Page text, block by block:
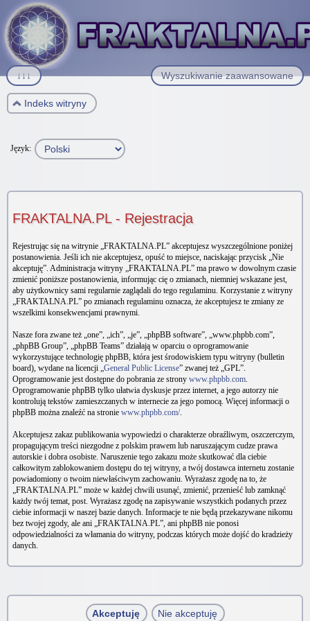
Wyszukiwanie zaawansowane
↓↓↓
Indeks witryny
Język:
FRAKTALNA.PL - Rejestracja
Rejestrując się na witrynie „FRAKTALNA.PL” akceptujesz wyszczególnione poniżej
postanowienia. Jeśli ich nie akceptujesz, opuść to miejsce, naciskając przycisk „Nie
akceptuję”. Administracja witryny „FRAKTALNA.PL” ma prawo w dowolnym czasie
zmienić poniższe postanowienia, informując cię o zmianach, niemniej wskazane jest,
aby użytkownicy sami regularnie zaglądali do tego regulaminu. Korzystanie z witryny
„FRAKTALNA.PL” po zmianach regulaminu oznacza, że akceptujesz te zmiany ze
wszelkimi konsekwencjami prawnymi.
Nasze fora zwane też „one”, „ich”, „je”, „phpBB software”, „www.phpbb.com”,
„phpBB Group”, „phpBB Teams” działają w oparciu o oprogramowanie
wykorzystujące technologię phpBB, która jest środowiskiem typu witryny (bulletin
board), wydane na licencji „General Public License” zwanej też „GPL”.
Oprogramowanie jest dostępne do pobrania ze strony www.phpbb.com.
Oprogramowanie phpBB tylko ułatwia dyskusje przez internet, a jego autorzy nie
kontrolują tekstów zamieszczanych w internecie za jego pomocą. Więcej informacji o
phpBB można znaleźć na stronie www.phpbb.com/.
Akceptujesz zakaz publikowania wypowiedzi o charakterze obraźliwym, oszczerczym,
propagującym treści niezgodne z polskim prawem lub naruszającym cudze prawa
autorskie i dobra osobiste. Naruszenie tego zakazu może skutkować dla ciebie
całkowitym zablokowaniem dostępu do tej witryny, a twój dostawca internetu zostanie
powiadomiony o twoim niewłaściwym zachowaniu. Wyrażasz zgodę na to, że
„FRAKTALNA.PL” może w każdej chwili usunąć, zmienić, przenieść lub zamknąć
każdy twój temat, post. Wyrażasz zgodę na zapisywanie wszystkich podanych przez
ciebie informacji w naszej bazie danych. Informacje te nie będą przekazywane nikomu
bez twojej zgody, ale ani „FRAKTALNA.PL”, ani phpBB nie ponosi
odpowiedzialności za włamania do witryny, podczas których może dojść do kradzieży
danych.